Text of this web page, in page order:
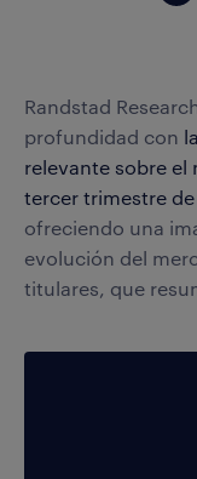
Randstad
profundidad con
relevante sobre el
tercer trimestre
ofreciendo una
evolución del
titulares, que